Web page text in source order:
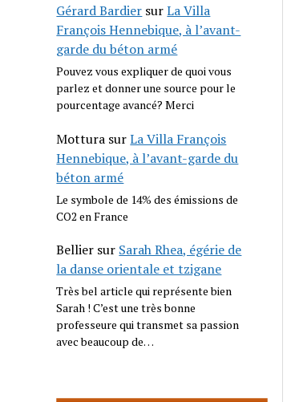
Gérard Bardier surLa Villa
François Hennebique, à l’avant-
garde du béton armé
Pouvez vous expliquer de quoi vous
parlez et donner une source pour le
pourcentage avancé? Merci
Mottura surLa Villa François
Hennebique, à l’avant-garde du
béton armé
Le symbole de 14% des émissions de
CO2 en France
Bellier sur Sarah Rhea, égérie de
la danse orientale et tzigane
Très bel article qui représente bien
Sarah ! C’est une très bonne
professeure qui transmet sa passion
avec beaucoup de…